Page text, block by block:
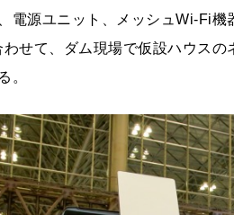
電源ユニット、メッシュWi-Fi
せて、ダム現場で仮設ハウス
。